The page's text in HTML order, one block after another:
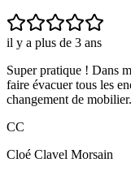
il y a plus de 3 ans
Super pratique ! Dans
faire évacuer tous les
changement de
CC
Cloé Clavel Morsain